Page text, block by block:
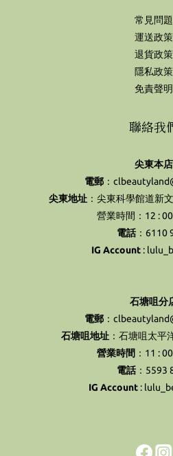
常見問題
運送政策
退貨政策
隱私政策
免責聲明
聯絡我
尖東本店
電郵 ：
尖東地址：尖東科學館道新
營業時間：12 :
電話：6110
IG Account:
石塘咀分
電郵 ：
石塘咀地址 ：石塘咀太平
營業時間 ：11 :
電話：5593
IG Account: